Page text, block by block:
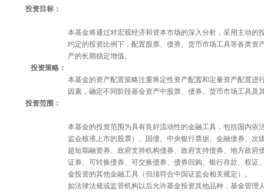
投资目标：
本基金将通过对宏观经济和资本市场的深入分析，采用主动
约定的投资比例下，配置股票、债券、货币市场工具等各类
产的长期稳定增值。
投资策略：
本基金的资产配置策略注重将定性资产配置和定量资产配置
因素，确定不同阶段基金资产中股票、债券、货币市场工具
投资范围：
本基金的投资范围为具有良好流动性的金融工具，包括国内
监会核准上市的股票）、国债、中央银行票据、金融债券、
超短期融资券、政府支持机构债券、政府支持债券、地方政
证券、可转换债券、可交换债券、债券回购、银行存款、权
金投资的其他金融工具（但须符合中国证监会相关规定）。
如法律法规或监管机构以后允许基金投资其他品种，基金管